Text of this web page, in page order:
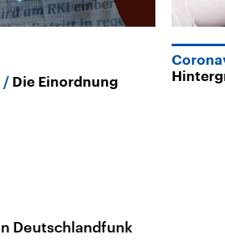
Die Einordnung
Deutschlandfunk